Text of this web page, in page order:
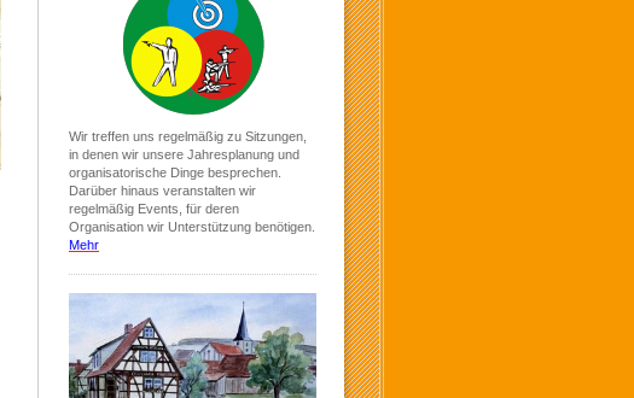
Wir treffen uns regelmäßig zu Sitzungen,
in denen wir unsere Jahresplanung und
organisatorische Dinge besprechen.
Darüber hinaus veranstalten wir
regelmäßig Events, für deren
Organisation wir Unterstützung benötigen.
Mehr